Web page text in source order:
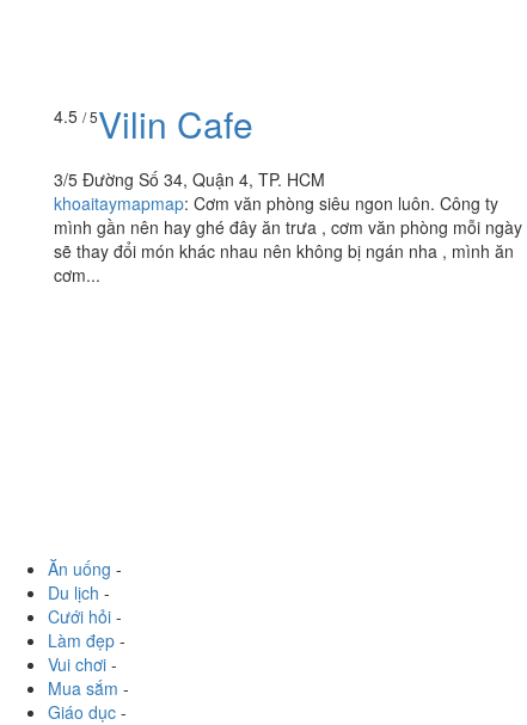
4.5/ 5Vilin Cafe
3/5 Đường Số 34, Quận 4, TP. HCM
Cưới hỏi -
Làm đẹp
Vui chơi-
Mua sắm -
Giáo dục
Dịch vụ